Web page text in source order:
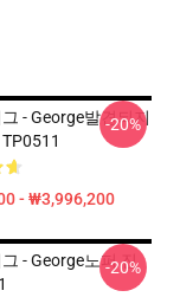
- George발견되지
- ₩3,996,200
-20%
- George노퍼 진
-20%